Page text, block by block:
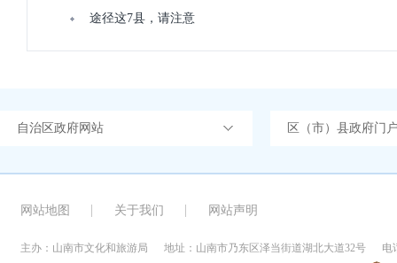
途径这7县，请注意
自治区政府网站 区（市）县政府门
网站地图 关于我们 网站声明
主办：山南市文化和旅游局 地址：山南市乃东区泽当街道湖北大道32号
电